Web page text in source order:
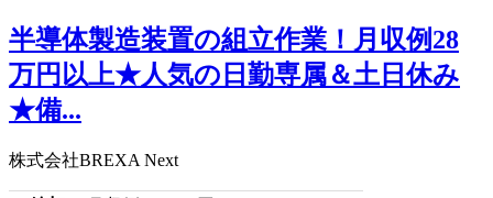
半導体製造装置の組立作業！月収例28
万円以上★人気の日勤専属＆土日休み
★備...
株式会社BREXA Next